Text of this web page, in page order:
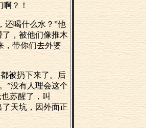
？！
还喝什么水？”他
，被他们像推木
，带你们去外婆
被扔下来了。后
”没有人理会这个
苏醒了，叫
天坑，因外面正